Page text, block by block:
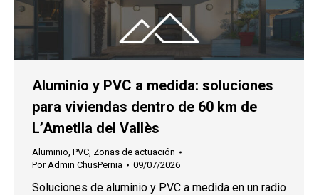
Aluminio y PVC a medida: soluciones
para viviendas dentro de 60 km de
L’Ametlla del Vallès
Aluminio, PVC, Zonas de actuación
PorAdmin ChusPernia 09/07/2026
Soluciones de aluminio y PVC a medida en un radio